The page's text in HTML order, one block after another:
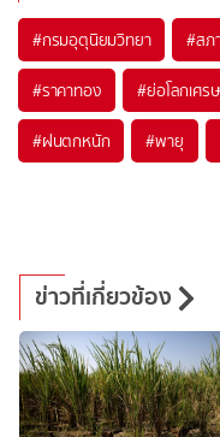
#กรมอุตุนิยมวิทยา #สภ
#ราคาทอง #ย่อโลกเศร
#ฝนตกหนัก #พายุ
ข่าวที่เกี่ยวข้อง